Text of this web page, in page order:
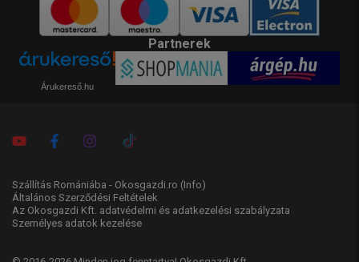
Partnerek
Árukereső.hu
Szállítás Romániába - Okosgazdi.ro (Info)
Általános Szerződési Feltételek
Az Okosgazdi Kft. adatvédelmi és adatkezelési szabályzata
Személyes adatok kezelése